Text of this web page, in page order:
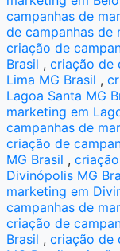
campanhas de
de campanhas de
criação de
Brasil ,criação de
Lima MG Brasil ,
Lagoa Santa MG
marketing em
campanhas de
criação de
MG Brasil ,
Divinópolis MG
marketing em
campanhas de
criação de
Brasil ,criação de